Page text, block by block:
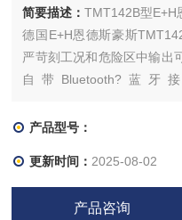
简要描述：TMT142B型E+H
德国E+H恩德斯豪斯
严苛刻工况和危险区中输出
自带Bluetooth?蓝
现场型外壳。连接热电阻（
产品型号：
更新时间： 2025-08-02
产品咨询